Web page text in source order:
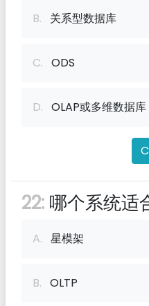
B. 关系型数据库
C. ODS
D. OLAP或多维数据库
22: 哪个系统适
A. 星模架
B. OLTP